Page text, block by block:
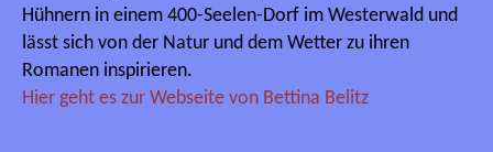
Hühnern in einem 400-Seelen-Dorf im Westerwald und
lässt sich von der Natur und dem Wetter zu ihren
Romanen inspirieren.
Hier geht es zur Webseite von Bettina Belitz